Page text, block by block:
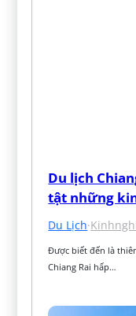
Du lịch
tật những
Du Lịch·
Được biết đến là
Chiang Rai hấp…